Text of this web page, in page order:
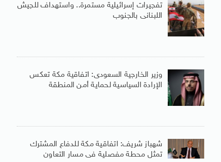
تفجيرات إسرائيلية مستمرة.. واستهداف للجيش
اللبنانى بالجنوب
وزير الخارجية السعودى: اتفاقية مكة تعكس
الإرادة السياسية لحماية أمن المنطقة
شهباز شريف: اتفاقية مكة للدفاع المشترك
تمثل محطة مفصلية فى مسار التعاون